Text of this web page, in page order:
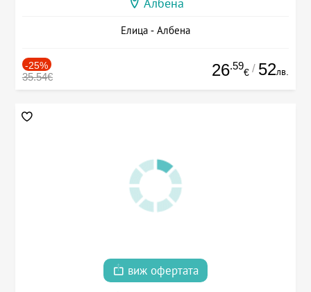
Албена
Елица - Албена
-25%
35.54€ 26.59
€ / 52лв.
виж офертата